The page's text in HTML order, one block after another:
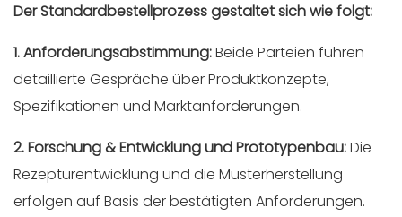
Der Standardbestellprozess gestaltet sich wie folgt:
1. Anforderungsabstimmung:Beide Parteien führen
detaillierte Gespräche über Produktkonzepte,
Spezifikationen und Marktanforderungen.
2. Forschung & Entwicklung und Prototypenbau:Die
Rezepturentwicklung und die Musterherstellung
erfolgen auf Basis der bestätigten Anforderungen.